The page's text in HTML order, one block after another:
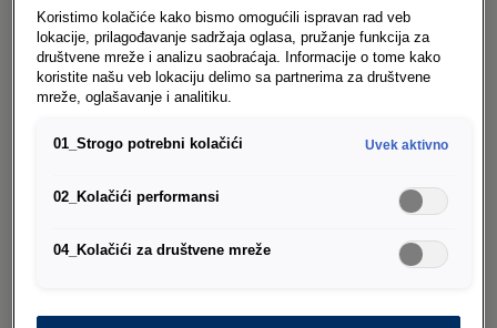
Volkswagen Originalni
zupčasti kaiš
prilikom svakog inspekcijskog servisa
intervalima od 60.000 do 360.000 km. S obzirom
opterećenju, ne bi trebalo štedeti na pogrešnom
Koristimo kolačiće kako bismo omogućili ispravan rad veb
lokacije, prilagođavanje sadržaja oglasa, pružanje funkcija za
društvene mreže i analizu saobraćaja. Informacije o tome kako
koristite našu veb lokaciju delimo sa partnerima za društvene
mreže, oglašavanje i analitiku.
01_Strogo potrebni kolačići Uvek aktivno
02_Kolačići performansi
04_Kolačići za društvene mreže